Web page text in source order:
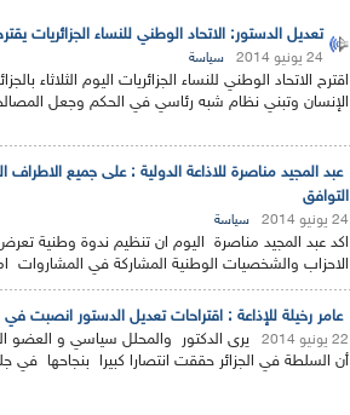
تعديل الدستور: الاتحاد الوطني للنساء
24 يونيو 2014 سياسة
اقترح الاتحاد الوطني للنساء الجزائريات اليوم
الإنسان وتبني نظام شبه رئاسي في الحكم وجعل
عبد المجيد مناصرة للاذاعة الدولية : على جميع
التوافق
24 يونيو 2014 سياسة
اكد عبد المجيد مناصرة اليوم ان تنظيم ندوة وطنية
الاحزاب والشخصيات الوطنية المشاركة في المشاروات
عامر رخيلة للإذاعة : اقتراحات تعديل الدستور
22 يونيو 2014
يرى الدكتور والمحلل سياسي و العضو
أن السلطة في الجزائر حققت انتصارا كبيرا بنجاحها